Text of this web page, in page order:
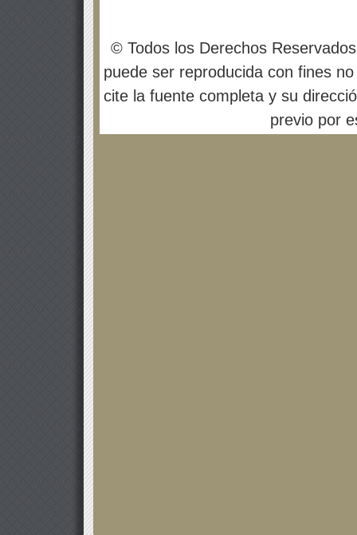
© Todos los Derechos
puede ser reproducida con fines
cite la fuente completa y su
previo por